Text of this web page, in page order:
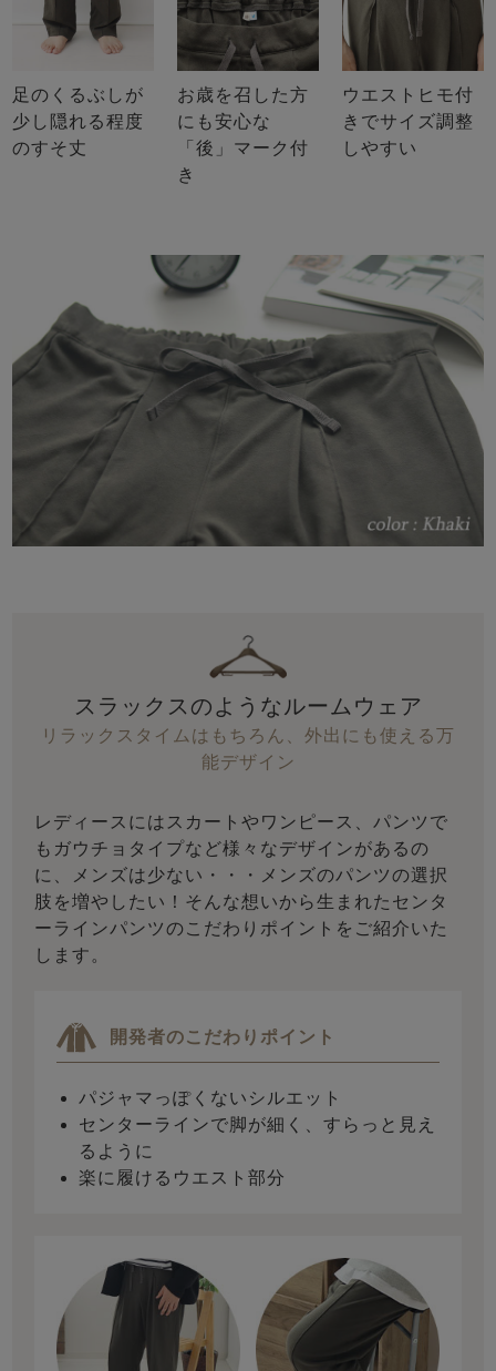
足のくるぶしが
少し隠れる程度
のすそ丈
お歳を召した方
にも安心な
「後」マーク付
き
ウエストヒモ付
きでサイズ調整
しやすい
スラックスのようなルームウェア
リラックスタイムはもちろん、外出にも使える万
能デザイン
レディースにはスカートやワンピース、パンツで
もガウチョタイプなど様々なデザインがあるの
に、メンズは少ない・・・メンズのパンツの選択
肢を増やしたい！そんな想いから生まれたセンタ
ーラインパンツのこだわりポイントをご紹介いた
します。
開発者のこだわりポイント
パジャマっぽくないシルエット
センターラインで脚が細く、すらっと見え
るように
楽に履けるウエスト部分